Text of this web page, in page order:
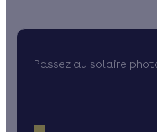
Passez au solaire